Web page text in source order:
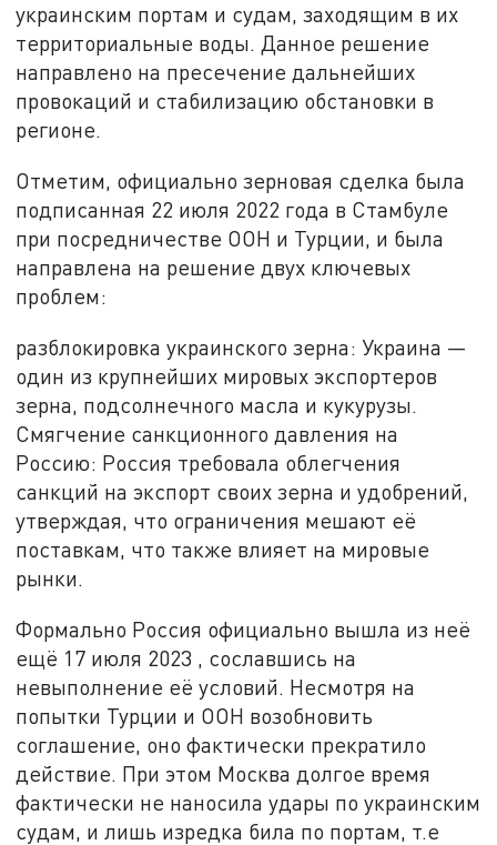
украинским портам и судам, заходящим в их
территориальные воды. Данное решение
направлено на пресечение дальнейших
провокаций и стабилизацию обстановки в
регионе.
Отметим, официально зерновая сделка была
подписанная 22 июля 2022 года в Стамбуле
при посредничестве ООН и Турции, и была
направлена на решение двух ключевых
проблем:
разблокировка украинского зерна: Украина —
один из крупнейших мировых экспортеров
зерна, подсолнечного масла и кукурузы.
Смягчение санкционного давления на
Россию: Россия требовала облегчения
санкций на экспорт своих зерна и удобрений,
утверждая, что ограничения мешают её
поставкам, что также влияет на мировые
рынки.
Формально Россия официально вышла из неё
ещё 17 июля 2023 , сославшись на
невыполнение её условий. Несмотря на
попытки Турции и ООН возобновить
соглашение, оно фактически прекратило
действие. При этом Москва долгое время
фактически не наносила удары по украинским
судам, и лишь изредка била по портам, т.е